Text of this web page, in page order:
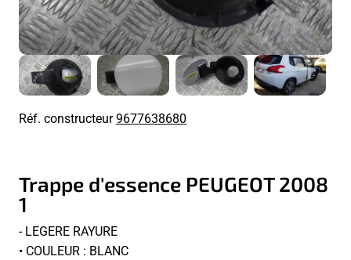
Réf. constructeur9677638680
Trappe d'essence PEUGEOT 2008
1
- LEGERE RAYURE
• COULEUR : BLANC